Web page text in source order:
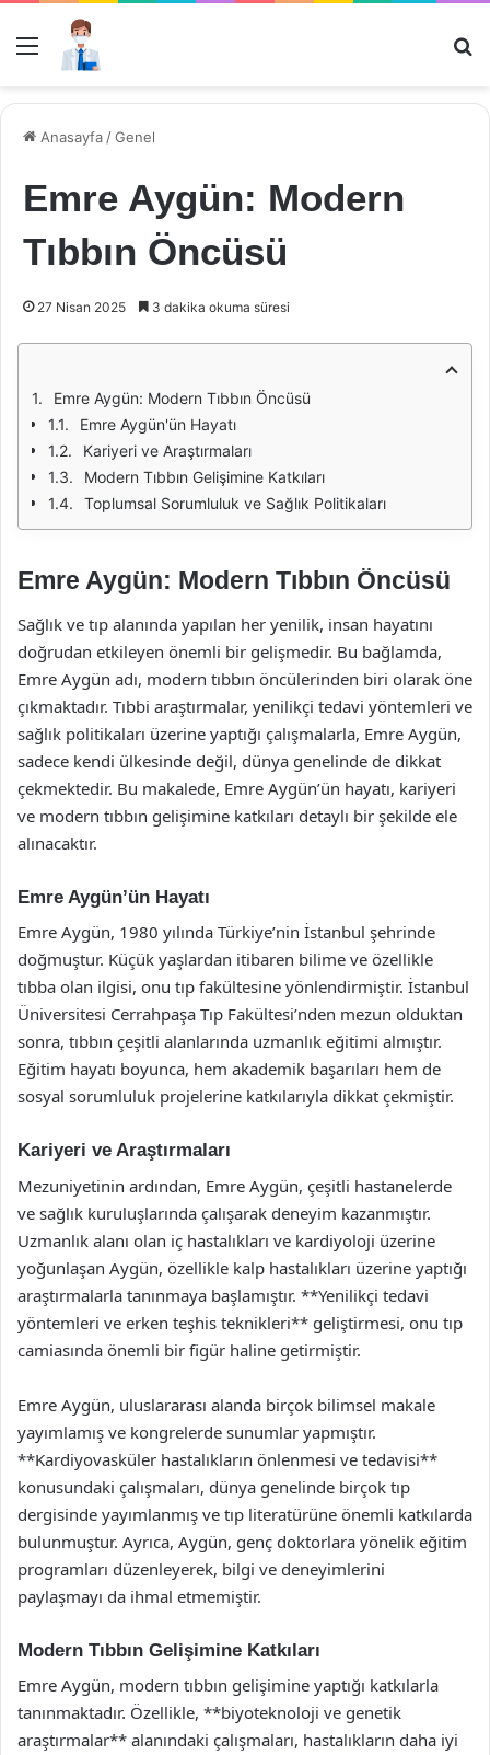
Menü
Anasayfa /Genel
Emre Aygün: Modern
Tıbbın Öncüsü
27 Nisan 2025 3 dakika okuma süresi
Emre Aygün: Modern Tıbbın Öncüsü
Emre Aygün'ün Hayatı
Kariyeri ve Araştırmaları
Modern Tıbbın Gelişimine Katkıları
Toplumsal Sorumluluk ve Sağlık Politikaları
Emre Aygün: Modern Tıbbın Öncüsü
Sağlık ve tıp alanında yapılan her yenilik, insan hayatını
doğrudan etkileyen önemli bir gelişmedir. Bu bağlamda,
Emre Aygün adı, modern tıbbın öncülerinden biri olarak öne
çıkmaktadır. Tıbbi araştırmalar, yenilikçi tedavi yöntemleri ve
sağlık politikaları üzerine yaptığı çalışmalarla, Emre Aygün,
sadece kendi ülkesinde değil, dünya genelinde de dikkat
çekmektedir. Bu makalede, Emre Aygün’ün hayatı, kariyeri
ve modern tıbbın gelişimine katkıları detaylı bir şekilde ele
alınacaktır.
Emre Aygün’ün Hayatı
Emre Aygün, 1980 yılında Türkiye’nin İstanbul şehrinde
doğmuştur. Küçük yaşlardan itibaren bilime ve özellikle
tıbba olan ilgisi, onu tıp fakültesine yönlendirmiştir. İstanbul
Üniversitesi Cerrahpaşa Tıp Fakültesi’nden mezun olduktan
sonra, tıbbın çeşitli alanlarında uzmanlık eğitimi almıştır.
Eğitim hayatı boyunca, hem akademik başarıları hem de
sosyal sorumluluk projelerine katkılarıyla dikkat çekmiştir.
Kariyeri ve Araştırmaları
Mezuniyetinin ardından, Emre Aygün, çeşitli hastanelerde
ve sağlık kuruluşlarında çalışarak deneyim kazanmıştır.
Uzmanlık alanı olan iç hastalıkları ve kardiyoloji üzerine
yoğunlaşan Aygün, özellikle kalp hastalıkları üzerine yaptığı
araştırmalarla tanınmaya başlamıştır. **Yenilikçi tedavi
yöntemleri ve erken teşhis teknikleri** geliştirmesi, onu tıp
camiasında önemli bir figür haline getirmiştir.
Emre Aygün, uluslararası alanda birçok bilimsel makale
yayımlamış ve kongrelerde sunumlar yapmıştır.
**Kardiyovasküler hastalıkların önlenmesi ve tedavisi**
konusundaki çalışmaları, dünya genelinde birçok tıp
dergisinde yayımlanmış ve tıp literatürüne önemli katkılarda
bulunmuştur. Ayrıca, Aygün, genç doktorlara yönelik eğitim
programları düzenleyerek, bilgi ve deneyimlerini
paylaşmayı da ihmal etmemiştir.
Modern Tıbbın Gelişimine Katkıları
Emre Aygün, modern tıbbın gelişimine yaptığı katkılarla
tanınmaktadır. Özellikle, **biyoteknoloji ve genetik
araştırmalar** alanındaki çalışmaları, hastalıkların daha iyi